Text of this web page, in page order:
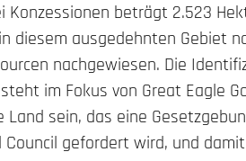
Konzessionen beträgt 2.523
diesem ausgedehnten Gebiet
nachgewiesen. Die
im Fokus von Great Eagle
sein, das eine
Council gefordert wird, und